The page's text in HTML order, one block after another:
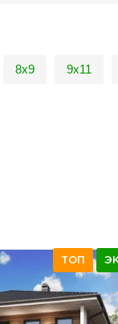
8х9 9х11
ТОП